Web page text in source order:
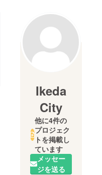
Ikeda
City
他に4件の
プロジェク
トを掲載し
ています
メッセー
ジを送る